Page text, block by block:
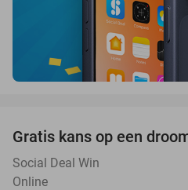
Gratis kans op een
Social Deal Win
Online